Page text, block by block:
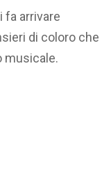
fa arrivare
di coloro che
musicale.